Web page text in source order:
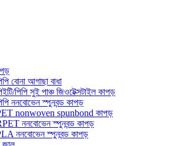
বোনা আগাছা বাধা
পিপি সুই পাঞ্চ জিওটেক্সটাইল কাপড়
ননবোভেন স্পুনবন্ড কাপড়
nonwoven spunbond কাপড়
ননবোভেন স্পুনবন্ড কাপড়
ননবোভেন স্পুনবন্ড কাপড়